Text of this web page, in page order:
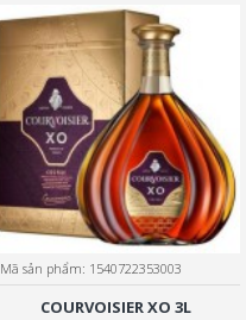
Mã sản phẩm: 1540722353003
COURVOISIER XO 3L